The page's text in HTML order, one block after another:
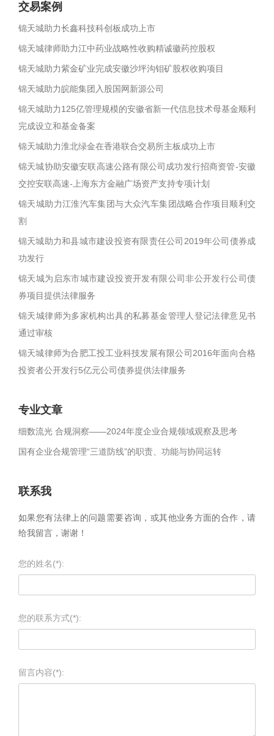
交易案例
锦天城助力长鑫科技科创板成功上市
锦天城律师助力江中药业战略性收购精诚徽药控股权
锦天城助力紫金矿业完成安徽沙坪沟钼矿股权收购项目
锦天城助力皖能集团入股国网新源公司
锦天城助力125亿管理规模的安徽省新一代信息技术母基金顺利
完成设立和基金备案
锦天城助力淮北绿金在香港联合交易所主板成功上市
锦天城协助安徽安联高速公路有限公司成功发行招商资管-安徽
交控安联高速-上海东方金融广场资产支持专项计划
锦天城助力江淮汽车集团与大众汽车集团战略合作项目顺利交
割
锦天城助力和县城市建设投资有限责任公司2019年公司债券成
功发行
锦天城为启东市城市建设投资开发有限公司非公开发行公司债
券项目提供法律服务
锦天城律师为多家机构出具的私募基金管理人登记法律意见书
通过审核
锦天城律师为合肥工投工业科技发展有限公司2016年面向合格
投资者公开发行5亿元公司债券提供法律服务
专业文章
细数流光 合规洞察——2024年度企业合规领域观察及思考
国有企业合规管理“三道防线”的职责、功能与协同运转
联系我
如果您有法律上的问题需要咨询，或其他业务方面的合作，请
给我留言，谢谢！
您的姓名(*):
您的联系方式(*):
留言内容(*):